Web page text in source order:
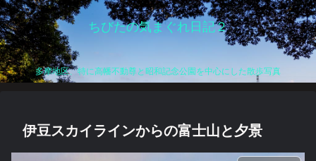
ちびたの気まぐれ日記２
多摩地区、特に高幡不動尊と昭和記念公園を中心にした散歩写真
伊豆スカイラインからの富士山と夕景